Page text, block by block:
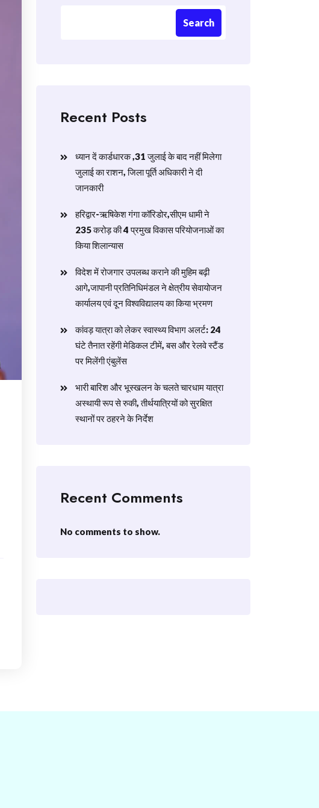
Search
Recent Posts
ध्यान दें कार्डधारक ,31 जुलाई के बाद नहीं मिलेगा
जुलाई का राशन, जिला पूर्ति अधिकारी ने दी
जानकारी
हरिद्वार-ऋषिकेश गंगा कॉरिडोर,सीएम धामी ने
235 करोड़ की 4 प्रमुख विकास परियोजनाओं का
किया शिलान्यास
विदेश में रोजगार उपलब्ध कराने की मुहिम बढ़ी
आगे,जापानी प्रतिनिधिमंडल ने क्षेत्रीय सेवायोजन
कार्यालय एवं दून विश्वविद्यालय का किया भ्रमण
​कांवड़ यात्रा को लेकर स्वास्थ्य विभाग अलर्ट: 24
घंटे तैनात रहेंगी मेडिकल टीमें, बस और रेलवे स्टैंड
पर मिलेंगी एंबुलेंस
​भारी बारिश और भूस्खलन के चलते चारधाम यात्रा
अस्थायी रूप से रुकी, तीर्थयात्रियों को सुरक्षित
स्थानों पर ठहरने के निर्देश
Recent Comments
No comments to show.